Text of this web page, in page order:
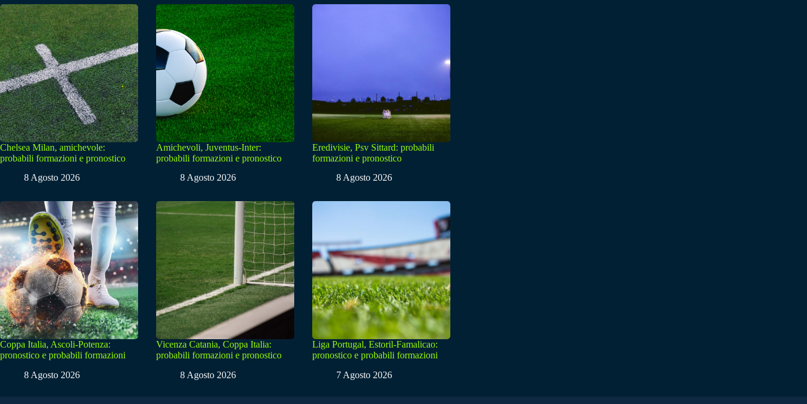
Chelsea Milan, amichevole:
probabili formazioni e pronostico
8 Agosto 2026
Amichevoli, Juventus-Inter:
probabili formazioni e pronostico
8 Agosto 2026
Eredivisie, Psv Sittard: probabili
formazioni e pronostico
8 Agosto 2026
Coppa Italia, Ascoli-Potenza:
pronostico e probabili formazioni
8 Agosto 2026
Vicenza Catania, Coppa Italia:
probabili formazioni e pronostico
8 Agosto 2026
Liga Portugal, Estoril-Famalicao:
pronostico e probabili formazioni
7 Agosto 2026